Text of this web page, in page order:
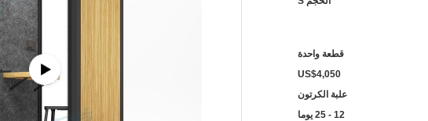
قطعة واحدة
US$4,050
علبة الكرتون
12 - 25 يوما